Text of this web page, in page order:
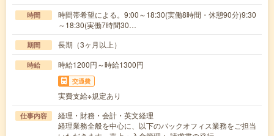
時間
時間帯希望による。9:00～18:30(実働8時間・休憩90分)9:30
～18:30(実働7時間30…
期間 長期（3ヶ月以上）
時給 時給1200円～時給1300円
交通費
実費支給※規定あり
仕事内容
経理・財務・会計・英文経理
経理業務全般を中心に、以下のバックオフィス業務をご担当